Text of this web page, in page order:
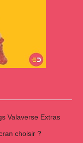
Valaverse Extras
choisir ?